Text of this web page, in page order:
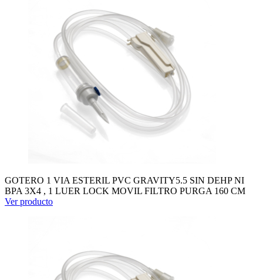
GOTERO 1 VIA ESTERIL PVC GRAVITY5.5 SIN DEHP NI
BPA 3X4 , 1 LUER LOCK MOVIL FILTRO PURGA 160 CM
Ver producto